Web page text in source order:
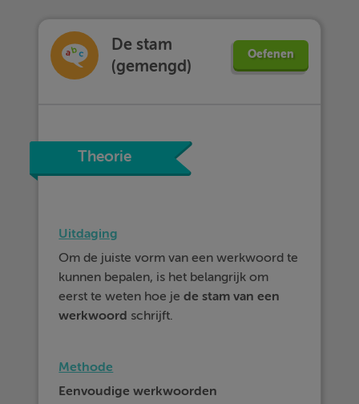
De stam
(gemengd)
Oefenen
Theorie
Uitdaging
Om de juiste vorm van een werkwoord te
kunnen bepalen, is het belangrijk om
eerst te weten hoe jede stam van een
werkwoord schrijft.
Methode
Eenvoudige werkwoorden